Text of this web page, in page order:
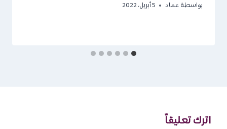
بواسطة عماد 5 أبريل، 2022
اترك تعليقاً